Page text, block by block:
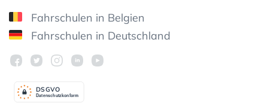
Fahrschulen in Belgien
Fahrschulen in Deutschland
Datenschutzkonform
DSGVO